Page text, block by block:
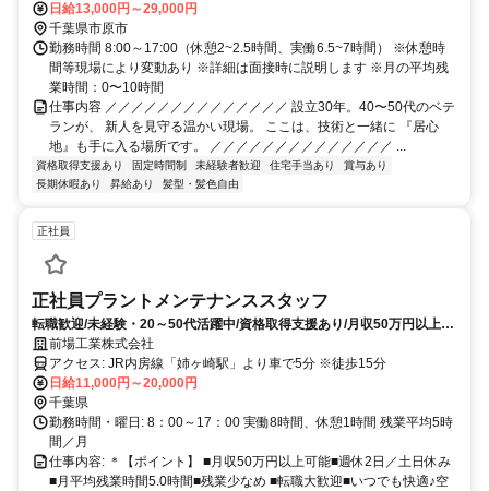
車で13分
日給13,000円～29,000円
千葉県市原市
勤務時間 8:00～17:00（休憩2~2.5時間、実働6.5~7時間） ※休憩時
間等現場により変動あり ※詳細は面接時に説明します ※月の平均残
業時間：0〜10時間
仕事内容 ／／／／／／／／／／／／／／ 設立30年。40〜50代のベテ
ランが、 新人を見守る温かい現場。 ここは、技術と一緒に 『居心
地』も手に入る場所です。 ／／／／／／／／／／／／／／ ...
資格取得支援あり 固定時間制 未経験者歓迎 住宅手当あり
賞与あり
長期休暇あり
昇給あり 髪型・髪色自由
正社員
正社員プラントメンテナンススタッフ
転職歓迎/未経験・20～50代活躍中/資格取得支援あり/月収50万円以上可
能/年間休日120日/週休2日/転勤なし/残業ほぼなし
前場工業株式会社
アクセス: JR内房線「姉ヶ崎駅」より車で5分 ※徒歩15分
日給11,000円～20,000円
千葉県
勤務時間・曜日: 8：00～17：00 実働8時間、休憩1時間 残業平均5時
間／月
仕事内容: ＊【ポイント】 ■月収50万円以上可能■週休2日／土日休み
■月平均残業時間5.0時間■残業少なめ ■転職大歓迎■いつでも快適♪空